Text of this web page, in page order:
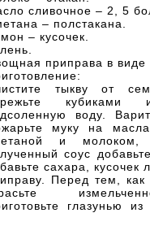
сливочное – 2, 5
– полстакана.
– кусочек.
приправа в виде
тыкву от
воду.
муку на
и молоком,
соус
сахара,
Перед тем, как
глазунью